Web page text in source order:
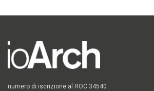
numero di iscrizione al ROC 34540